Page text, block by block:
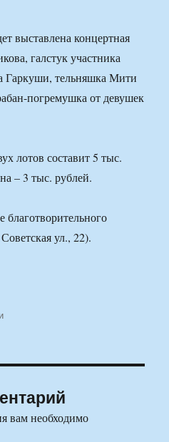
выставлена концертная
галстук участника
тельняшка Мити
погремушка от девушек
лотов составит 5 тыс.
– 3 тыс. рублей.
благотворительного
ул., 22).
вам необходимо